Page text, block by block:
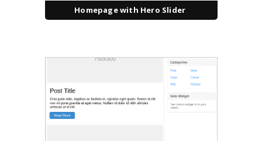
Homepage with Hero Slider